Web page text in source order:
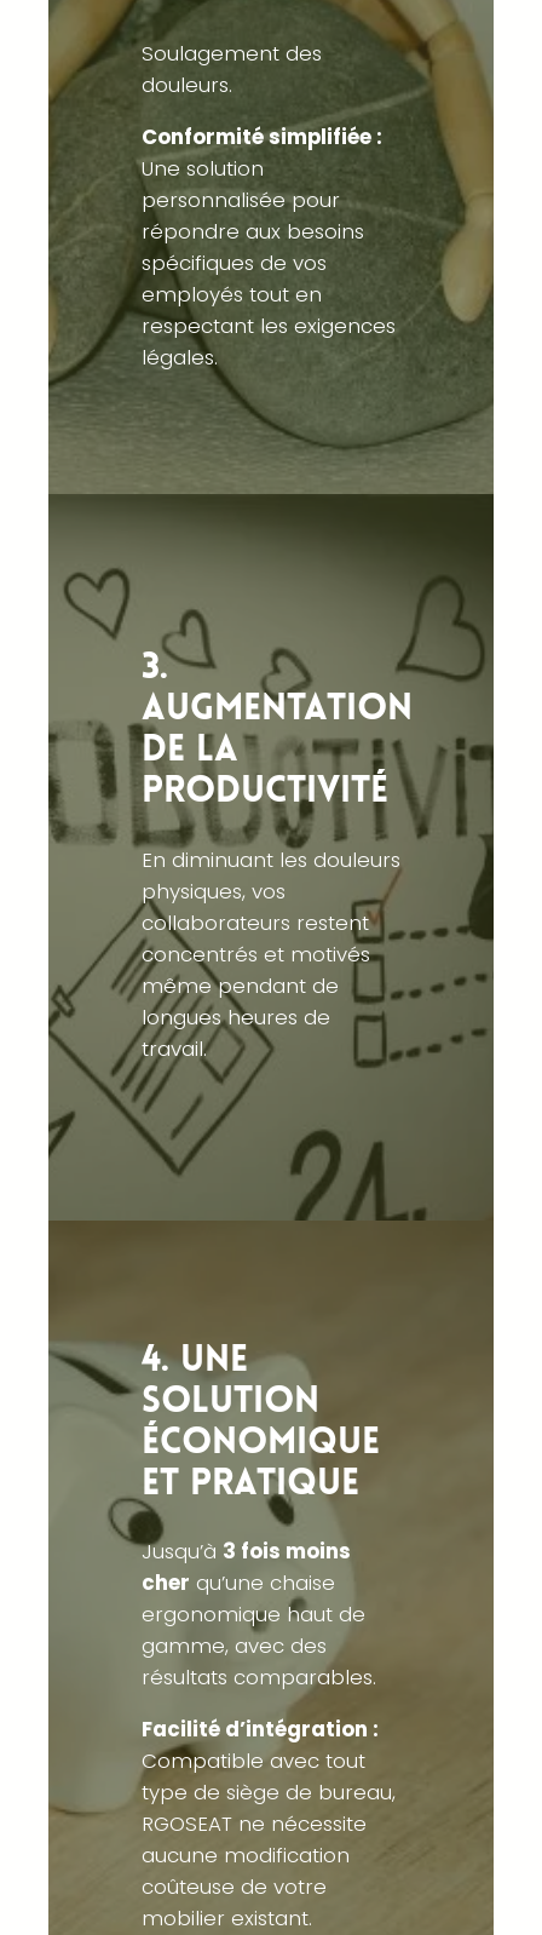
Soulagement des
douleurs.
Conformité simplifiée :
Une solution
personnalisée pour
répondre aux besoins
spécifiques de vos
employés tout en
respectant les exigences
légales.
3.
Augmentation
de la
productivité
En diminuant les douleurs
physiques, vos
collaborateurs restent
concentrés et motivés
même pendant de
longues heures de
travail.
4. Une
solution
économique
et pratique
Jusqu’à 3 fois moins
cher qu’une chaise
ergonomique haut de
gamme, avec des
résultats comparables.
Facilité d’intégration :
Compatible avec tout
type de siège de bureau,
RGOSEAT ne nécessite
aucune modification
coûteuse de votre
mobilier existant.